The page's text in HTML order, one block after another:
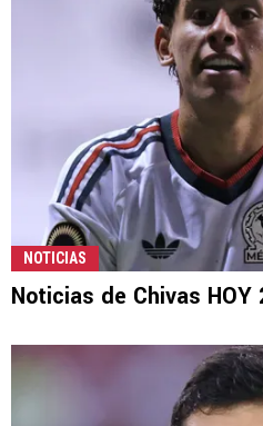
NOTICIAS
Noticias de Chivas HOY